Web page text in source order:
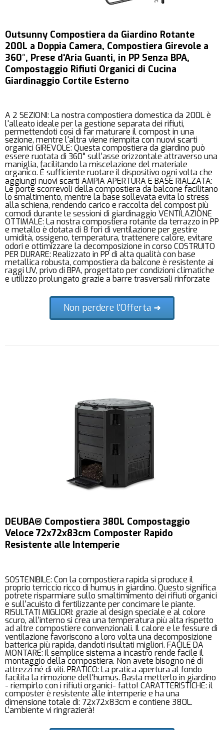
Outsunny Compostiera da Giardino Rotante
200L a Doppia Camera, Compostiera Girevole a
360°, Prese d'Aria Guanti, in PP Senza BPA,
Compostaggio Rifiuti Organici di Cucina
Giardinaggio Cortile Esterno
A 2 SEZIONI: La nostra compostiera domestica da 200L è
l'alleato ideale per la gestione separata dei rifiuti,
permettendoti così di far maturare il compost in una
sezione, mentre l'altra viene riempita con nuovi scarti
organici GIREVOLE: Questa compostiera da giardino può
essere ruotata di 360° sull'asse orizzontale attraverso una
maniglia, facilitando la miscelazione del materiale
organico. È sufficiente ruotare il dispositivo ogni volta che
aggiungi nuovi scarti AMPIA APERTURA E BASE RIALZATA:
Le porte scorrevoli della compostiera da balcone facilitano
lo smaltimento, mentre la base sollevata evita lo stress
alla schiena, rendendo carico e raccolta del compost più
comodi durante le sessioni di giardinaggio VENTILAZIONE
OTTIMALE: La nostra compostiera rotante da terrazzo in PP
e metallo è dotata di 8 fori di ventilazione per gestire
umidità, ossigeno, temperatura, trattenere calore, evitare
odori e ottimizzare la decomposizione in corso COSTRUITO
PER DURARE: Realizzato in PP di alta qualità con base
metallica robusta, compostiera da balcone è resistente ai
raggi UV, privo di BPA, progettato per condizioni climatiche
e utilizzo prolungato grazie a barre trasversali rinforzate
Non perdere l'Offerta ➜
DEUBA® Compostiera 380L Compostaggio
Veloce 72x72x83cm Composter Rapido
Resistente alle Intemperie
SOSTENIBILE: Con la compostiera rapida si produce il
proprio terriccio ricco di humus in giardino. Questo significa
potrete risparmiare sullo smaltimimento dei rifiuti organici
e sull'acuisto di fertilizzante per concimare le piante.
RISULTATI MIGLIORI: grazie al design speciale e al colore
scuro, all'interno si crea una temperatura più alta rispetto
ad altre compostiere convenzionali. Il calore e le fessure di
ventilazione favoriscono a loro volta una decomposizione
batterica più rapida, dandoti risultati migliori. FACILE DA
MONTARE: Il semplice sistema a incastro rende facile il
montaggio della compostiera. Non avete bisogno né di
attrezzi né di viti. PRATICO: La pratica apertura al fondo
facilita la rimozione dell'humus. Basta metterlo in giardino
- riempirlo con i rifiuti organici- fatto! CARATTERISTICHE: il
composter è resistente alle intemperie e ha una
dimensione totale di: 72x72x83cm e contiene 380L.
L'ambiente vi ringrazierà!